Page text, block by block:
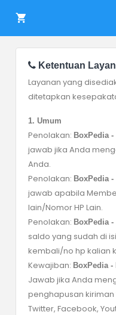
Ketentuan
Layanan yang
ditetapkan
1. Umum
Penolakan: BoxPedia
jawab jika Anda
Anda.
Penolakan: BoxPedia
jawab apabila
lain/Nomor HP Lain.
Penolakan: BoxPedia
saldo yang sudah di
kembali/no hp kalian
Kewajiban: BoxPedia -
Jawab jika Anda
penghapusan
Twitter, Facebook,